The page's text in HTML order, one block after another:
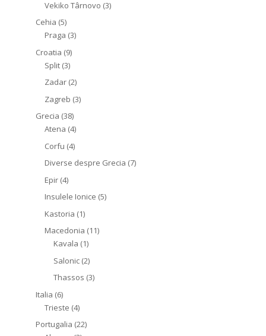
Vekiko Târnovo (3)
Cehia (5)
Praga (3)
Croatia (9)
Split(3)
Zadar(2)
Zagreb (3)
Grecia (38)
Atena (4)
Corfu (4)
Diverse despre Grecia (7)
Epir(4)
Insulele Ionice (5)
Kastoria (1)
Macedonia (11)
Kavala (1)
Salonic(2)
Thassos (3)
Italia (6)
Trieste (4)
Portugalia (22)